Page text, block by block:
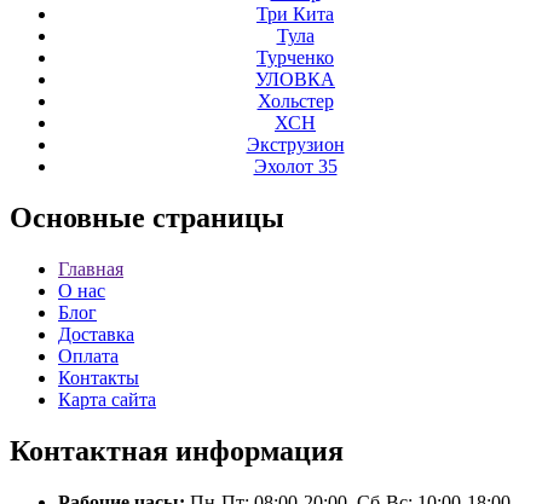
Три Кита
Тула
Турченко
УЛОВКА
Хольстер
ХСН
Экструзион
Эхолот 35
Основные страницы
Главная
О нас
Блог
Доставка
Оплата
Контакты
Карта сайта
Контактная информация